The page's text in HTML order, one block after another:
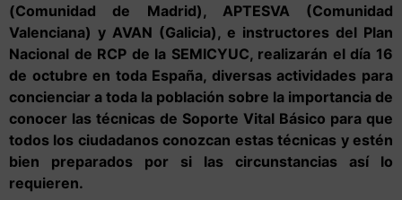
(Comunidad de Madrid), APTESVA (Comunidad
Valenciana) y AVAN (Galicia), e instructores del Plan
Nacional de RCP de la SEMICYUC, realizarán el día 16
de octubre en toda España, diversas actividades para
concienciar a toda la población sobre la importancia de
conocer las técnicas de Soporte Vital Básico para que
todos los ciudadanos conozcan estas técnicas y estén
bien preparados por si las circunstancias así lo
requieren.